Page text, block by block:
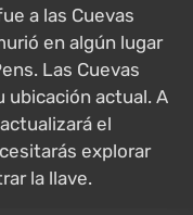
a las Cuevas
en algún lugar
Las Cuevas
ubicación actual. A
el
explorar
la llave.